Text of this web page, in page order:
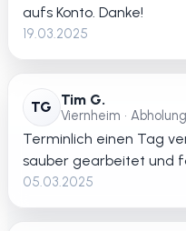
aufs Konto. Danke!
19.03.2025
TG Tim G.
Viernheim • Abholung
Terminlich einen Tag
sauber gearbeitet und
05.03.2025